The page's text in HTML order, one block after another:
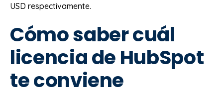
USD respectivamente.
Cómo saber cuál
licencia de HubSpot
te conviene